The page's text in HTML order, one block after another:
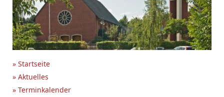
» Startseite
» Aktuelles
» Terminkalender